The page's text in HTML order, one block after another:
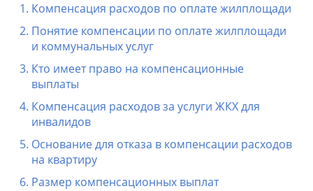
Компенсация расходов по оплате жилплощади
Понятие компенсации по оплате жилплощади
и коммунальных услуг
Кто имеет право на компенсационные
выплаты
Компенсация расходов за услуги ЖКХ для
инвалидов
Основание для отказа в компенсации расходов
на квартиру
Размер компенсационных выплат